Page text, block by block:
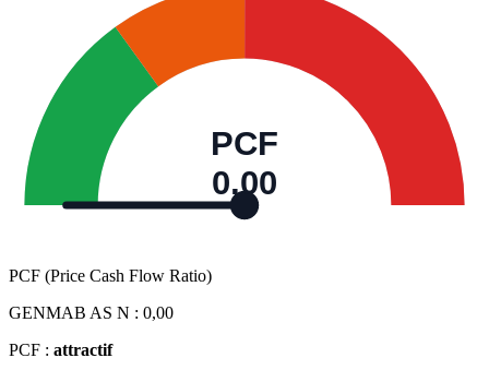
PCF
0,00
PCF (Price Cash Flow Ratio)
GENMAB AS N : 0,00
PCF : attractif